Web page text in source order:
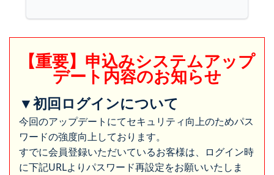
【重要】申込みシステムアップ
デート内容のお知らせ
▼初回ログインについて
今回のアップデートにてセキュリティ向上のためパス
ワードの強度向上しております。
すでに会員登録いただいているお客様は、ログイン時
に下記URLよりパスワード再設定をお願いいたしま